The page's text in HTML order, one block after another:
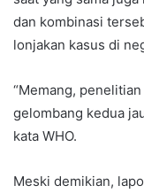
dan kombinasi
lonjakan kasus di
“Memang,
gelombang kedua
kata WHO.
Meski demikian,